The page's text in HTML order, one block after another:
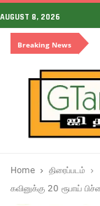
AUGUST 8, 2026
Breaking News
Home
திரைப்படம்
கவினுக்கு 20 ரூபாய்